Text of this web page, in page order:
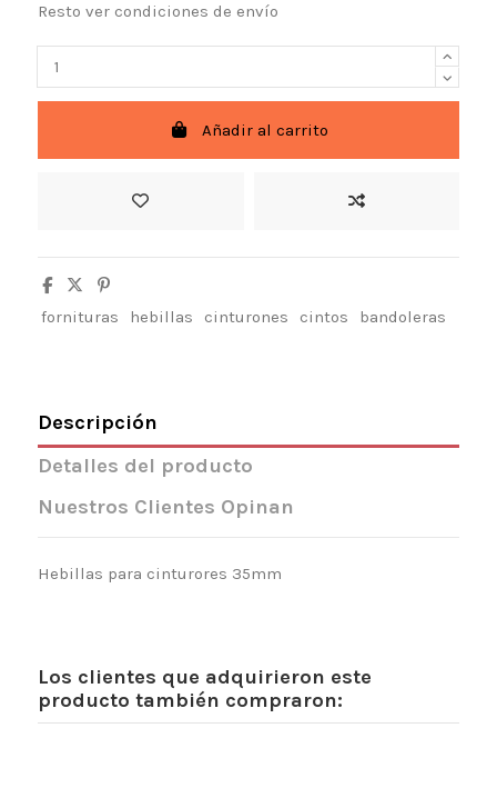
Resto ver condiciones de envío
Añadir al carrito
fornituras hebillas cinturones cintos bandoleras
Descripción
Detalles del producto
Nuestros Clientes Opinan
Hebillas para cinturores 35mm
Los clientes que adquirieron este
producto también compraron: